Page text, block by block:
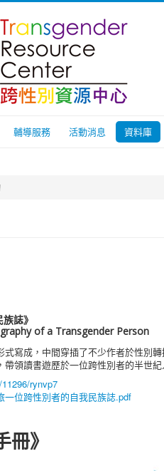
輔導服務 活動消息 資料庫
誌》
of a Transgender Person
寫成，中間穿插了不少作者於性別
領讀書遊歷於一位跨性別者的半世
rynvp7
位跨性別者的自我民族誌.pdf
冊》